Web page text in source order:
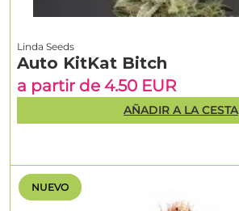
NUEVO
Linda Seeds
Auto KitKat Bitch
a partir de 4.50 EUR
AÑADIR A LA CESTA